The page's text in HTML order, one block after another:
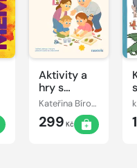
Aktivity a
hry s
vnoučaty Kateřina Bírová
299 Kč